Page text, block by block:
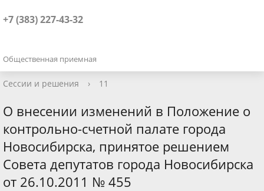
+7 (383) 227-43-32
Общественная приемная
Сессии и решения › 11
О внесении изменений в Положение о
контрольно-счетной палате города
Новосибирска, принятое решением
Совета депутатов города Новосибирска
от 26.10.2011 № 455